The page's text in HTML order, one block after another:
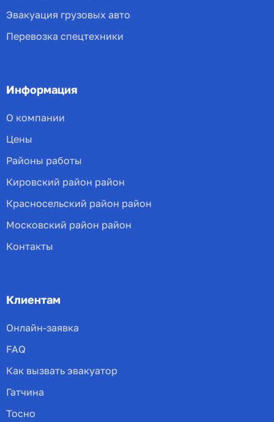
Эвакуация грузовых авто
Перевозка спецтехники
Информация
О компании
Цены
Районы работы
Кировский район район
Красносельский район район
Московский район район
Контакты
Клиентам
Онлайн-заявка
FAQ
Как вызвать эвакуатор
Гатчина
Тосно